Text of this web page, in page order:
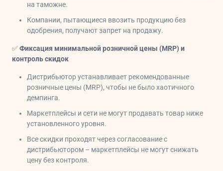
на таможне.
Компании, пытающиеся ввозить продукцию без
одобрения, получают запрет на продажу.
✅Фиксация минимальной розничной цены (MRP) и
контроль скидок
Дистрибьютор устанавливает рекомендованные
розничные цены (MRP), чтобы не было хаотичного
демпинга.
Маркетплейсы и сети не могут продавать товар ниже
установленного уровня.
Все скидки проходят через согласование с
дистрибьютором – маркетплейсы не могут снижать
цену без контроля.